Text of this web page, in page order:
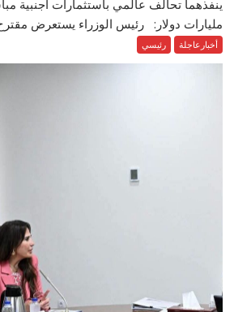
مليارات دولار: رئيس الوزراء يستعرض
أخبارعاجلة رئيسي